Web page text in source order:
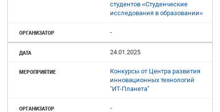
студентов «Студенческие
исследования в образовании»
-
24.01.2025
Конкурсы от Центра развития
инновационных технологий
"ИТ-Планета"
-